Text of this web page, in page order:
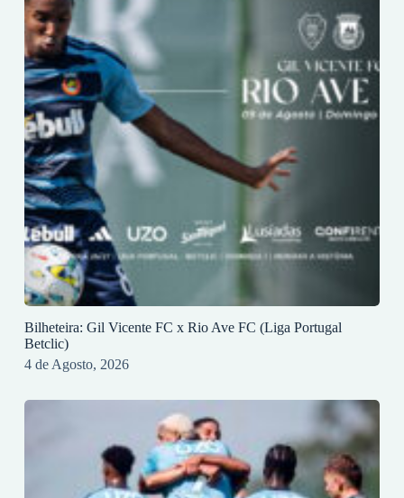
Bilheteira: Gil Vicente FC x Rio Ave FC (Liga Portugal
Betclic)
4 de Agosto, 2026